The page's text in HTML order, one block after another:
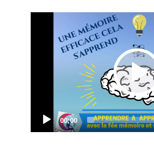
00:00